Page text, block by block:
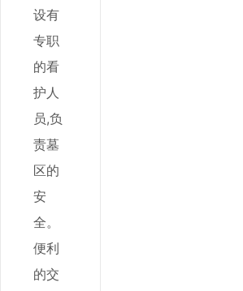
设有
专职
的看
护人
员,负
责墓
区的
安
全。
便利
的交